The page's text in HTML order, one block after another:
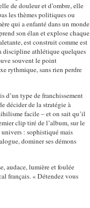
de douleur et d’ombre, elle
les thèmes politiques ou
qui a enfanté dans un monde
son élan et explose chaque
est construit comme est
discipline athlétique quelques
souvent le point
rythmique, sans rien perdre
d’un type de franchissement
décider de la stratégie à
facile – et on sait qu’il
clip tiré de l’album, sur le
univers : sophistiqué mais
dominer ses démons
audace, lumière et foulée
français. « Détendez vous